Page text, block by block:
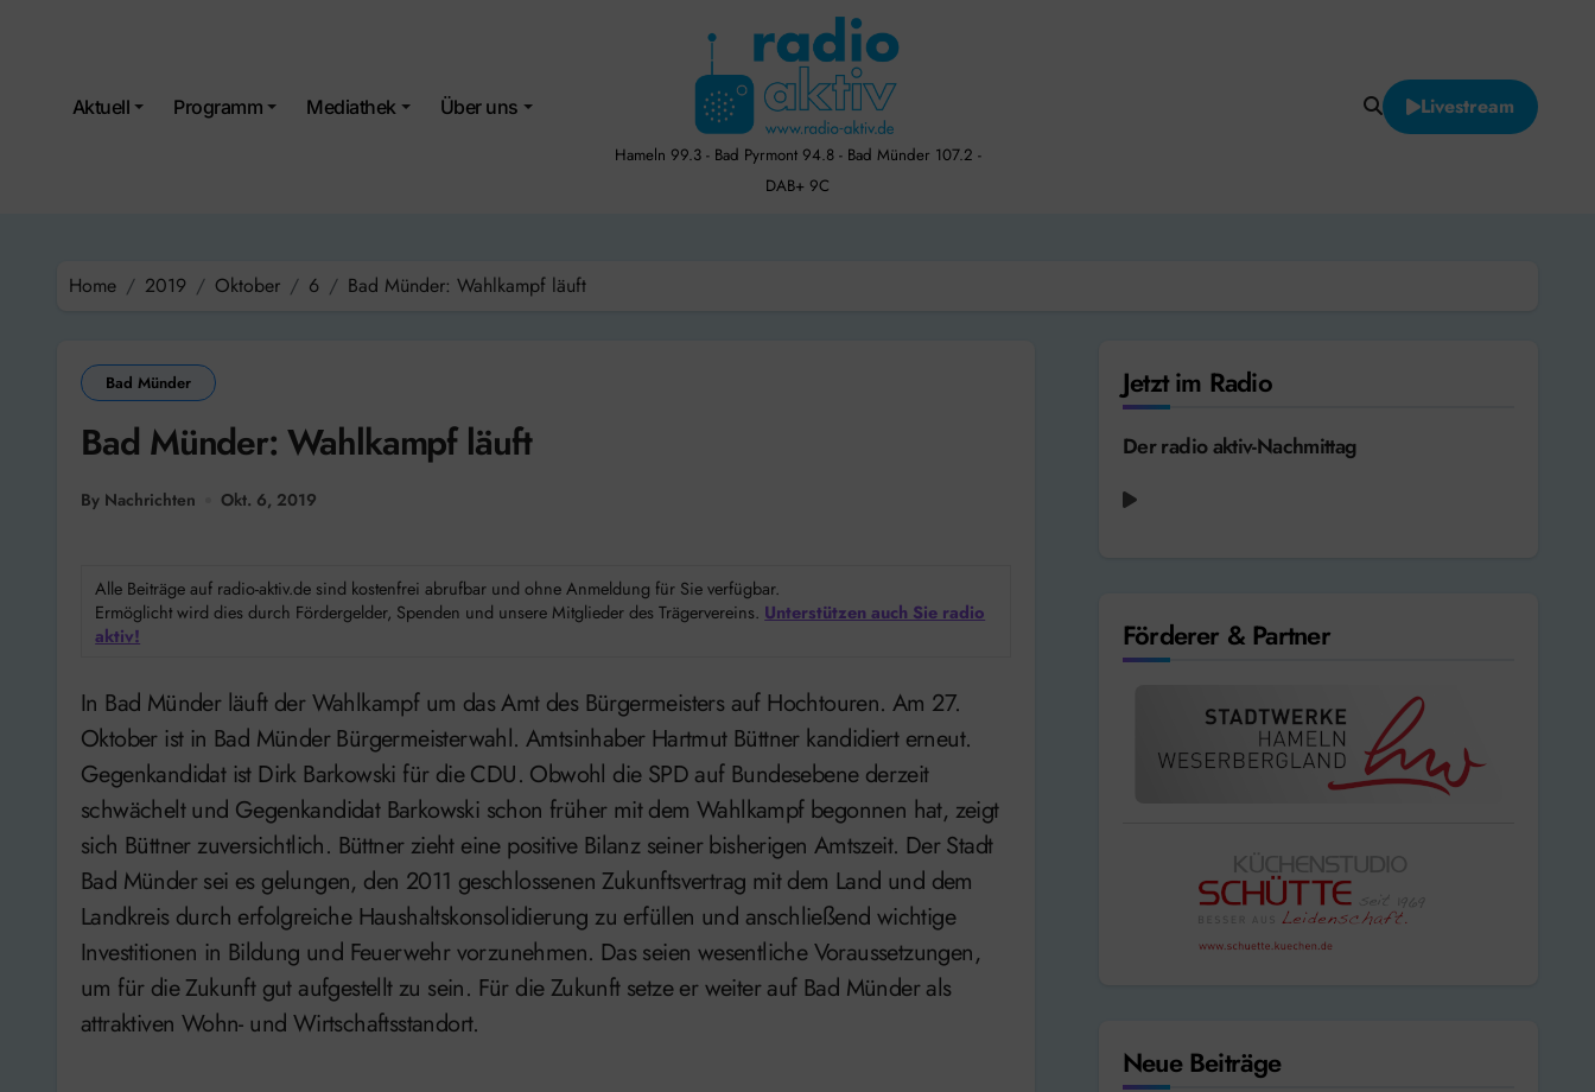
Aktuell Programm Mediathek Über uns
Hameln 99.3 - Bad Pyrmont 94.8 - Bad Münder 107.2 -
DAB+ 9C
Livestream
Home 2019 Oktober 6 Bad Münder: Wahlkampf läuft
Bad Münder
Bad Münder: Wahlkampf läuft
By Nachrichten Okt. 6, 2019
Alle Beiträge auf radio-aktiv.de sind kostenfrei abrufbar und ohne Anmeldung für Sie verfügbar.
Ermöglicht wird dies durch Fördergelder, Spenden und unsere Mitglieder des Trägervereins. Unterstützen auch Sie radio
aktiv!
In Bad Münder läuft der Wahlkampf um das Amt des Bürgermeisters auf Hochtouren.Am 27.
Oktober ist in Bad Münder Bürgermeisterwahl. Amtsinhaber Hartmut Büttner kandidiert erneut.
Gegenkandidat ist Dirk Barkowski für die CDU. Obwohl die SPD auf Bundesebene derzeit
schwächelt und Gegenkandidat Barkowski schon früher mit dem Wahlkampf begonnen hat, zeigt
sich Büttner zuversichtlich. Büttner zieht eine positive Bilanz seiner bisherigen Amtszeit. Der Stadt
Bad Münder sei es gelungen, den 2011 geschlossenen Zukunftsvertrag mit dem Land und dem
Landkreis durch erfolgreiche Haushaltskonsolidierung zu erfüllen und anschließend wichtige
Investitionen in Bildung und Feuerwehr vorzunehmen. Das seien wesentliche Voraussetzungen,
um für die Zukunft gut aufgestellt zu sein. Für die Zukunft setze er weiter auf Bad Münder als
attraktiven Wohn- und Wirtschaftsstandort.
Jetzt im Radio
Der radio aktiv-Nachmittag
Förderer & Partner
Neue Beiträge